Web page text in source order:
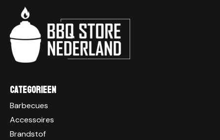
Categorieen
Barbecues
Accessoires
Brandstof